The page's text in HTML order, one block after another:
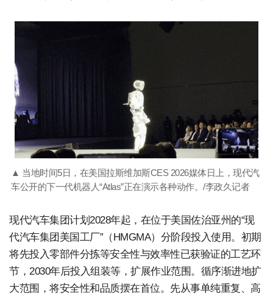
▲ 当地时间5日，在美国拉斯维加斯CES 2026媒体日上，现代汽
车公开的下一代机器人“Atlas”正在演示各种动作。/李政久记者
现代汽车集团计划2028年起，在位于美国佐治亚州的“现
代汽车集团美国工厂”（HMGMA）分阶段投入使用。初期
将先投入零部件分拣等安全性与效率性已获验证的工艺环
节，2030年后投入组装等，扩展作业范围。循序渐进地扩
大范围，将安全性和品质摆在首位。先从事单纯重复、高